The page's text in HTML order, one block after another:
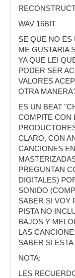
WAV 16BIT
SE QUE NO ES
ME GUSTARIA
YA QUE LEI
PODER SER
VALORES
OTRA
ES UN BEAT
COMPITE CON
CLARO, CON
CANCIONES
PREGUNTAN
DIGITALES)
SONIDO
SABER SI VOY
PISTA NO
BAJOS Y
LAS
SABER SI
NOTA:
LES